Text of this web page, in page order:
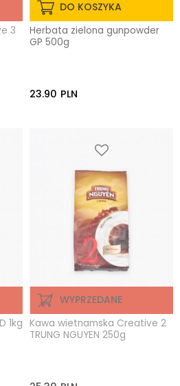
3
DO KOSZYKA
Herbata zielona gunpowder
GP 500g
23.90 PLN
1kg
WYPRZEDANE
Kawa wietnamska Creative 2
TRUNG NGUYEN 250g